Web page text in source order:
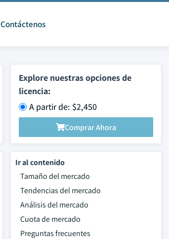
Contáctenos
Explore nuestras opciones de
licencia:
A partir de: $2,450
Comprar Ahora
Ir al contenido
Tamaño del mercado
Tendencias del mercado
Análisis del mercado
Cuota de mercado
Preguntas frecuentes